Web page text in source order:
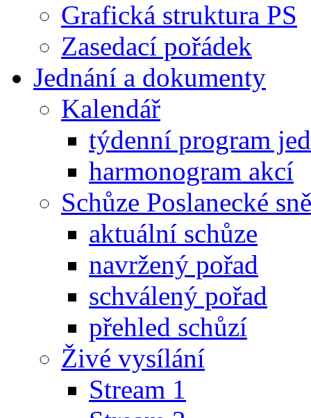
Grafická struktura PS
Zasedací pořádek
Jednání a dokumenty
Kalendář
týdenní program
harmonogram akcí
Schůze Poslanecké
aktuální schůze
navržený pořad
schválený pořad
přehled schůzí
Živé vysílání
Stream 1